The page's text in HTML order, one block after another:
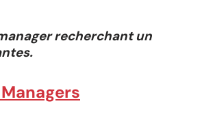
recherchant un